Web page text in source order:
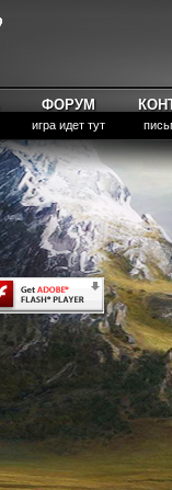
ФОРУМ
игра идет тут